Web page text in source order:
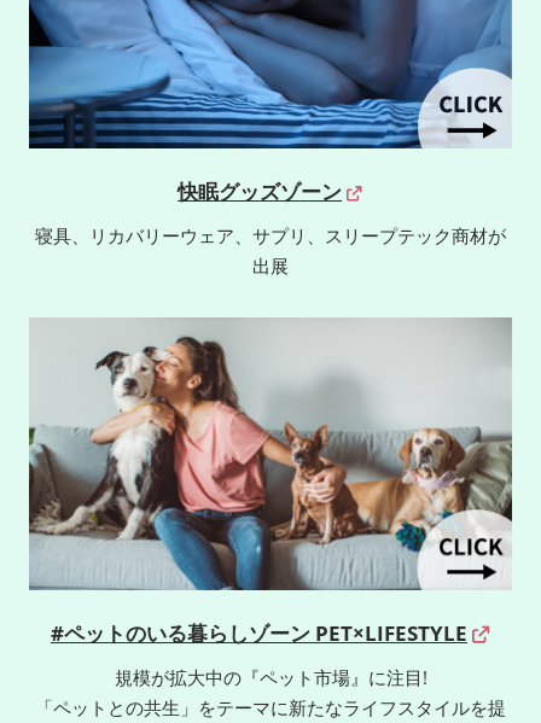
快眠グッズゾーン
寝具、リカバリーウェア、サプリ、スリープテック商材が
出展
#ペットのいる暮らしゾーン PET×LIFESTYLE
規模が拡大中の『ペット市場』に注目!
「ペットとの共生」をテーマに新たなライフスタイルを提